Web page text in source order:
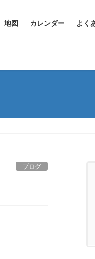
地図 カレンダー よく
ブログ